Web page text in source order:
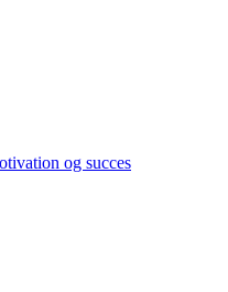
og succes